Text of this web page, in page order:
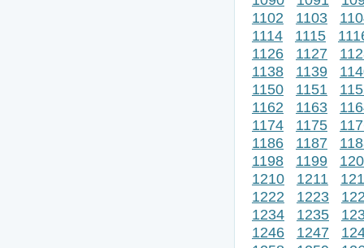
1102
1103
1114
1115
1126
1127
1138
1139
1150
1151
1162
1163
1174
1175
1186
1187
1198
1199
1210
1211
1222
1223
1234
1235
1246
1247